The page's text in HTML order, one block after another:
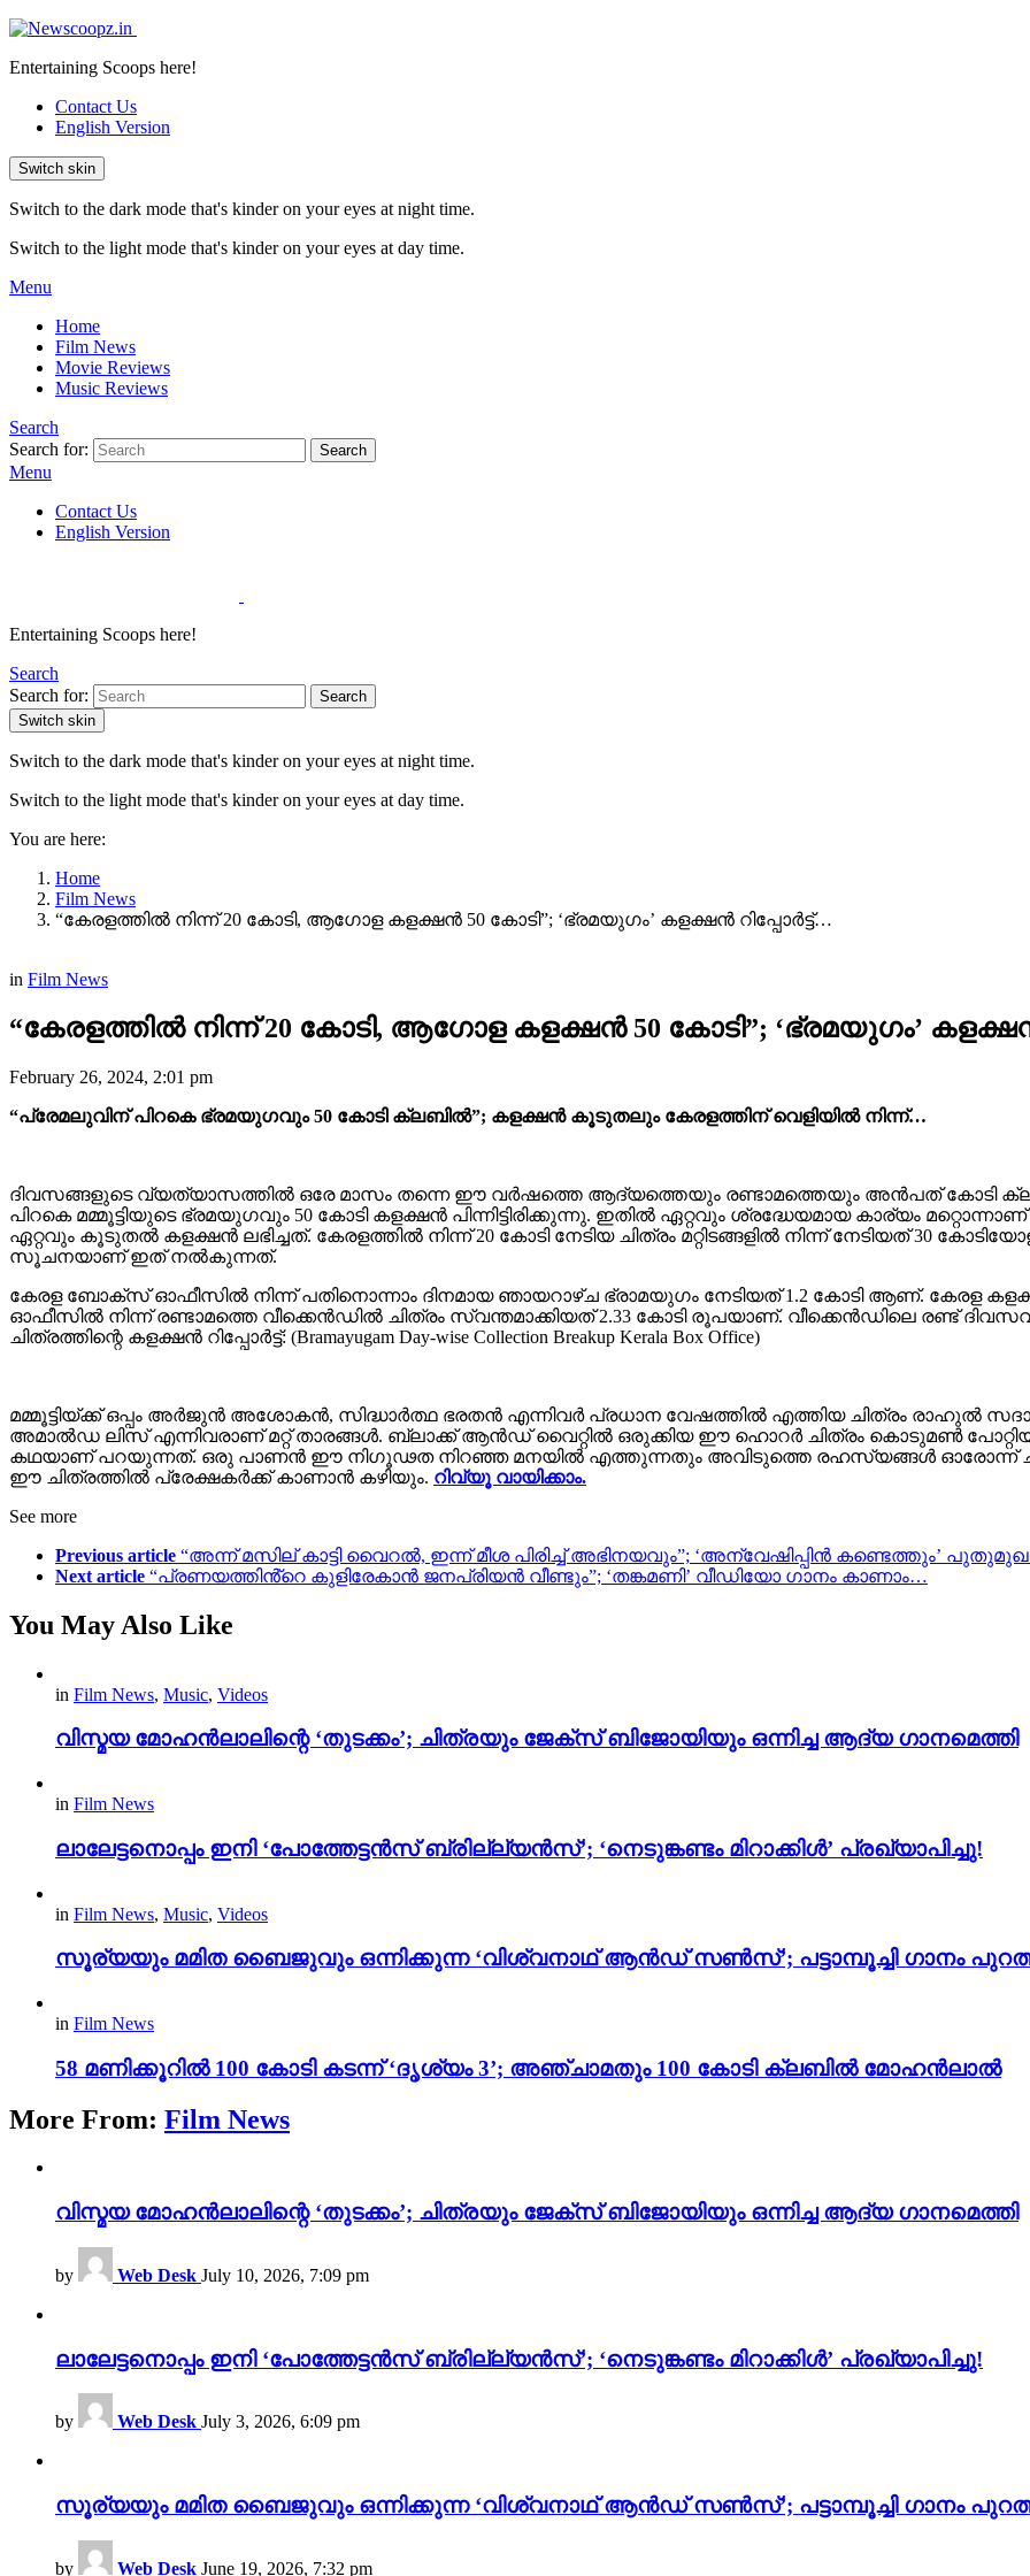
Entertaining Scoops here!
Contact Us
English Version
Switch skin
Switch to the dark mode that's kinder on your eyes at night time.
Switch to the light mode that's kinder on your eyes at day time.
Menu
Home
Film News
Movie Reviews
Music Reviews
Search
Search for:
Search
Menu
Contact Us
English Version
Entertaining Scoops here!
Search
Search for:
Search
Switch skin
Switch to the dark mode that's kinder on your eyes at night time.
Switch to the light mode that's kinder on your eyes at day time.
You are here:
Home
Film News
“കേരളത്തിൽ നിന്ന് 20 കോടി, ആഗോള കളക്ഷൻ 50 കോടി”; ‘ഭ്രമയുഗം’ കളക്ഷൻ റിപ്പോർട്ട്…
in Film News
“കേരളത്തിൽ നിന്ന് 20 കോടി, ആഗോള കളക്ഷൻ 50 കോടി”; ‘ഭ്രമയുഗം’ കളക്ഷൻ
February 26, 2024, 2:01 pm
“പ്രേമലുവിന് പിറകെ ഭ്രമയുഗവും 50 കോടി ക്ലബിൽ”; കളക്ഷൻ കൂടുതലും കേരളത്തിന് വെളിയിൽ നിന്ന്…
ദിവസങ്ങളുടെ വ്യത്യാസത്തിൽ ഒരേ മാസം തന്നെ ഈ വർഷത്തെ ആദ്യത്തെയും രണ്ടാമത്തെയും അൻപത് കോടി ക്ലബ്
പിറകെ മമ്മൂട്ടിയുടെ ഭ്രമയുഗവും 50 കോടി കളക്ഷൻ പിന്നിട്ടിരിക്കുന്നു. ഇതിൽ ഏറ്റവും ശ്രദ്ധേയമായ കാര്യം
ഏറ്റവും കൂടുതൽ കളക്ഷൻ ലഭിച്ചത്. കേരളത്തിൽ നിന്ന് 20 കോടി നേടിയ ചിത്രം മറ്റിടങ്ങളിൽ നിന്ന് നേടിയത് 30
സൂചനയാണ് ഇത് നൽകുന്നത്.
കേരള ബോക്സ് ഓഫീസിൽ നിന്ന് പതിനൊന്നാം ദിനമായ ഞായറാഴ്ച ഭ്രാമയുഗം നേടിയത് 1.2 കോടി ആണ്. കേരള
ഓഫീസിൽ നിന്ന് രണ്ടാമത്തെ വീക്കെൻഡിൽ ചിത്രം സ്വന്തമാക്കിയത് 2.33 കോടി രൂപയാണ്. വീക്കെൻഡിലെ രണ്ട്
ചിത്രത്തിന്റെ കളക്ഷൻ റിപ്പോർട്ട്: (Bramayugam Day-wise Collection Breakup Kerala Box Office)
മമ്മൂട്ടിയ്ക്ക് ഒപ്പം അർജുൻ അശോകൻ, സിദ്ധാർത്ഥ ഭരതൻ എന്നിവർ പ്രധാന വേഷത്തിൽ എത്തിയ ചിത്രം രാഹുൽ
അമാൽഡ ലിസ് എന്നിവരാണ് മറ്റ് താരങ്ങൾ. ബ്ലാക്ക് ആൻഡ് വൈറ്റിൽ ഒരുക്കിയ ഈ ഹൊറർ ചിത്രം കൊടുമൺ
കഥയാണ് പറയുന്നത്. ഒരു പാണൻ ഈ നിഗൂഢത നിറഞ്ഞ മനയിൽ എത്തുന്നതും അവിടുത്തെ രഹസ്യങ്ങൾ ഓരോന്ന്
ഈ ചിത്രത്തിൽ പ്രേക്ഷകർക്ക് കാണാൻ കഴിയും. റിവ്യൂ വായിക്കാം.
See more
Previous article “അന്ന് മസില് കാട്ടി വൈറൽ, ഇന്ന് മീശ പിരിച്ച് അഭിനയവും”; ‘അന്വേഷിപ്പിൻ കണ്ടെത്തും’
Next article “പ്രണയത്തിൻ്റെ കുളിരേകാൻ ജനപ്രിയൻ വീണ്ടും”; ‘തങ്കമണി’ വീഡിയോ ഗാനം കാണാം…
You May Also Like
in Film News, Music, Videos
വിസ്മയ മോഹൻലാലിന്റെ ‘തുടക്കം’; ചിത്രയും ജേക്സ് ബിജോയിയും ഒന്നിച്ച ആദ്യ ഗാനമെത്തി
in Film News
ലാലേട്ടനൊപ്പം ഇനി ‘പോത്തേട്ടൻസ് ബ്രില്ല്യൻസ്’; ‘നെടുങ്കണ്ടം മിറാക്കിൾ’ പ്രഖ്യാപിച്ചു!
in Film News, Music, Videos
സൂര്യയും മമിത ബൈജുവും ഒന്നിക്കുന്ന ‘വിശ്വനാഥ് ആൻഡ് സൺസ്’; പട്ടാമ്പൂച്ചി ഗാനം
in Film News
58 മണിക്കൂറിൽ 100 കോടി കടന്ന് ‘ദൃശ്യം 3’; അഞ്ചാമതും 100 കോടി ക്ലബിൽ മോഹൻലാൽ
More From: Film News
വിസ്മയ മോഹൻലാലിന്റെ ‘തുടക്കം’; ചിത്രയും ജേക്സ് ബിജോയിയും ഒന്നിച്ച ആദ്യ ഗാനമെത്തി
by Web Desk July 10, 2026, 7:09 pm
ലാലേട്ടനൊപ്പം ഇനി ‘പോത്തേട്ടൻസ് ബ്രില്ല്യൻസ്’; ‘നെടുങ്കണ്ടം മിറാക്കിൾ’ പ്രഖ്യാപിച്ചു!
by Web Desk July 3, 2026, 6:09 pm
സൂര്യയും മമിത ബൈജുവും ഒന്നിക്കുന്ന ‘വിശ്വനാഥ് ആൻഡ് സൺസ്’; പട്ടാമ്പൂച്ചി ഗാനം
by Web Desk June 19, 2026, 7:32 pm